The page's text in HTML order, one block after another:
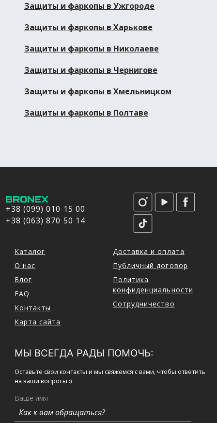
Защиты и фаркопы в Ужгороде
Защиты и фаркопы в Харькове
Защиты и фаркопы в Николаеве
Защиты и фаркопы в Чернигове
Защиты и фаркопы в Хмельницком
Защиты и фаркопы в Полтаве
+38 (099) 010 15 00
+38 (063) 870 50 14
Каталог
О нас
Блог
FAQ
Контакты
Карта сайта
Доставка и оплата
Публичный договор
Политика
конфиденциальности
Сотрудничество
МЫ ВСЕГДА РАДЫ ПОМОЧЬ:
Оставьте свои контакты и мы свяжемся с вами, чтобы ответить
на ваши вопросы :)
Ваше имя